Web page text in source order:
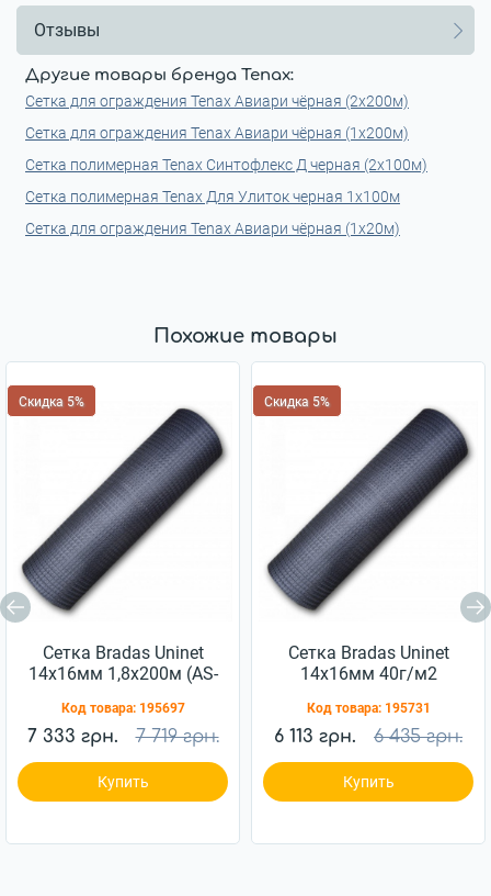
Отзывы
Другие товары бренда Tenax:
Сетка для ограждения Tenax Авиари чёрная (2х200м)
Сетка для ограждения Tenax Авиари чёрная (1х200м)
Сетка полимерная Tenax Синтофлекс Д черная (2х100м)
Сетка полимерная Tenax Для Улиток черная 1х100м
Сетка для ограждения Tenax Авиари чёрная (1x20м)
Похожие товары
Скидка 5%
Сетка Bradas Uninet
14х16мм 1,8х200м (AS-
Код товара: 195697
7 333 грн. 7 719 грн.
Купить
Скидка 5%
Сетка Bradas Uninet
14х16мм 40г/м2
UN4015200)
Код товара: 195731
6 113 грн. 6 435 грн.
Купить